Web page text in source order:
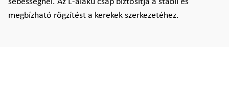
megbízható rögzítést a kerekek szerkezetéhez.